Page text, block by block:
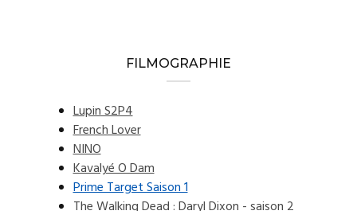
FILMOGRAPHIE
Lupin S2P4
French Lover
NINO
Kavalyé O Dam
Prime Target Saison 1